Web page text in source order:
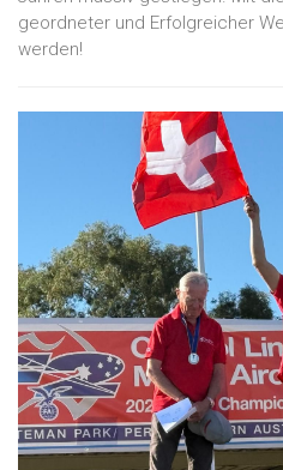
geordneter und Erfolgreicher
werden!